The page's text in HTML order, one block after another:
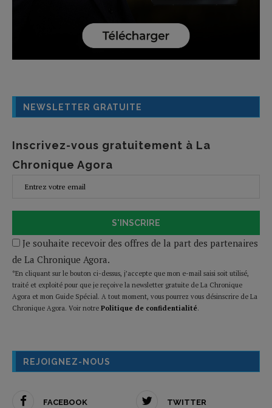
NEWSLETTER GRATUITE
Inscrivez-vous gratuitement à La
Chronique Agora
S'INSCRIRE
Je souhaite recevoir des offres de la part des partenaires
de La Chronique Agora.
*En cliquant sur le bouton ci-dessus, j’accepte que mon e-mail saisi soit utilisé,
traité et exploité pour que je reçoive la newsletter gratuite de La Chronique
Agora et mon Guide Spécial. A tout moment, vous pourrez vous désinscrire de La
Chronique Agora. Voir notre Politique de confidentialité.
REJOIGNEZ-NOUS
FACEBOOK TWITTER